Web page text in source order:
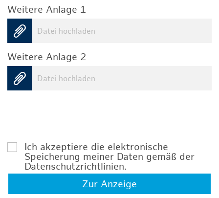
Weitere Anlage 1
Datei hochladen
Weitere Anlage 2
Datei hochladen
Ich akzeptiere die elektronische
Speicherung meiner Daten gemäß der
Datenschutzrichtlinien.
Zur Anzeige